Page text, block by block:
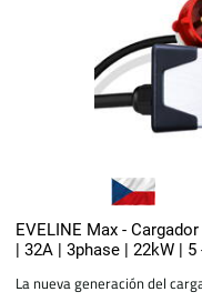
EVELINE Max -
| 32A | 3phase | 22kW | 5
La nueva generación del